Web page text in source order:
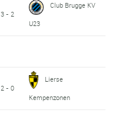
3 - 2
Club Brugge KV
U23
2 - 0
Lierse
Kempenzonen